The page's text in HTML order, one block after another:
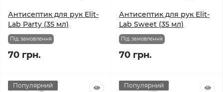
Антисептик для рук Elit-
Lab Party (35 мл)
Під замовлення
70 грн.
Антисептик для рук Elit-
Lab Sweet (35 мл)
Під замовлення
70 грн.
Популярний
Популярний